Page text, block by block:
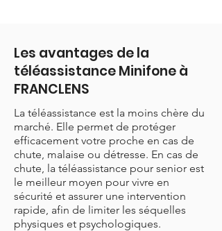
Les avantages de la
téléassistance Minifone à
FRANCLENS
La téléassistance est la moins chère du
marché. Elle permet de protéger
efficacement votre proche en cas de
chute, malaise ou détresse. En cas de
chute, la téléassistance pour senior est
le meilleur moyen pour vivre en
sécurité et assurer une intervention
rapide, afin de limiter les séquelles
physiques et psychologiques.